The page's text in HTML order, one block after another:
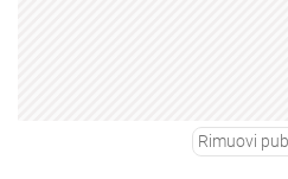
Rimuovi